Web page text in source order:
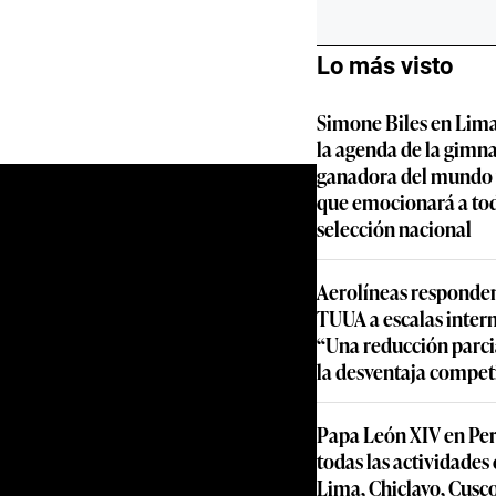
Lo más visto
Simone Biles en
la agenda de la
ganadora del
que emocionará a
selección nacional
Aerolíneas
TUUA a escalas
“Una reducción
la desventaja
Papa León XIV en
todas las
Lima, Chiclayo,